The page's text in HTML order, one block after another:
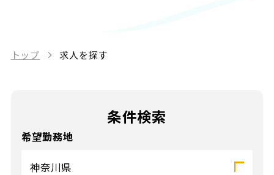
トップ 求人を探す
条件検索
希望勤務地
神奈川県